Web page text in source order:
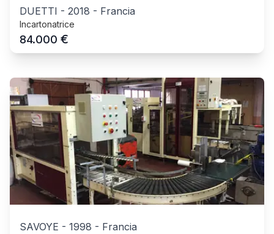
DUETTI - 2018 - Francia
Incartonatrice
84.000 €
SAVOYE - 1998 - Francia